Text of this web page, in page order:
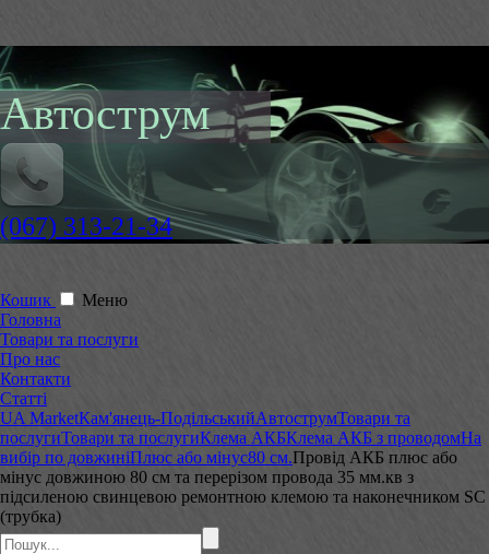
Автострум
(067) 313-21-34
Кошик
Меню
Головна
Товари та послуги
Про нас
Контакти
Статті
UA MarketКам'янець-ПодільськийАвтострумТовари та
послугиТовари та послугиКлема АКБКлема АКБ з проводомНа
вибір по довжиніПлюс або мінус80 см.Провід АКБ плюс або
мінус довжиною 80 см та перерізом провода 35 мм.кв з
підсиленою свинцевою ремонтною клемою та наконечником SC
(трубка)